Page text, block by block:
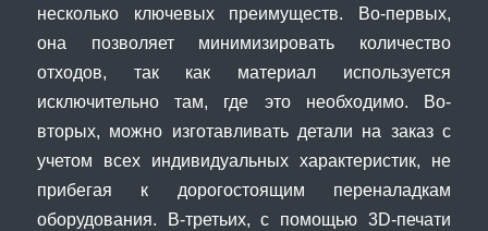
несколько ключевых преимуществ. Во-первых,
она позволяет минимизировать количество
отходов, так как материал используется
исключительно там, где это необходимо. Во-
вторых, можно изготавливать детали на заказ с
учетом всех индивидуальных характеристик, не
прибегая к дорогостоящим переналадкам
оборудования. В-третьих, с помощью 3D-печати